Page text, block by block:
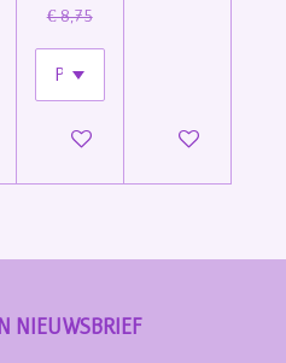
€ 8,75
In winkelwagenIn winkelwagen
NIEUWSBRIEF